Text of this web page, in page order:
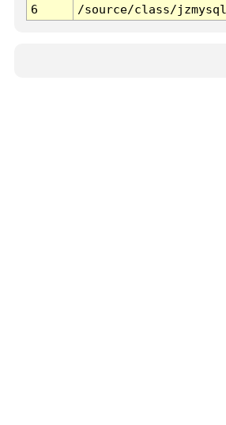
6
/source/class/